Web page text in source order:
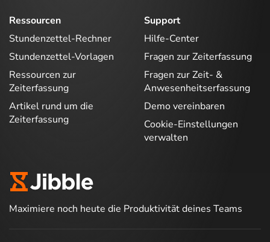
Ressourcen
Stundenzettel-Rechner
Stundenzettel-Vorlagen
Ressourcen zur
Zeiterfassung
Artikel rund um die
Zeiterfassung
Support
Hilfe-Center
Fragen zur Zeiterfassung
Fragen zur Zeit- &
Anwesenheitserfassung
Demo vereinbaren
Cookie-Einstellungen
verwalten
Maximiere noch heute die Produktivität deines Teams